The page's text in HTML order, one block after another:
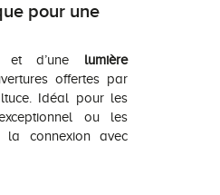
pour une
et d’une lumière
offertes par
Idéal pour les
ou les
la connexion avec